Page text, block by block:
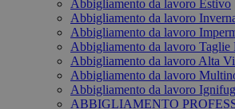
Abbigliamento da lavoro Estivo
Abbigliamento da lavoro
Abbigliamento da lavoro
Abbigliamento da lavoro Taglie
Abbigliamento da lavoro Alta
Abbigliamento da lavoro
Abbigliamento da lavoro
ABBIGLIAMENTO